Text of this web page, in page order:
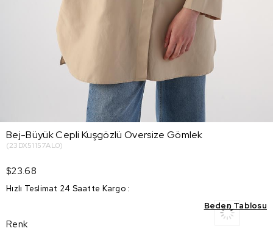
Bej-Büyük Cepli Kuşgözlü Oversize Gömlek
(23DX51157AL0)
$23.68
Hızlı Teslimat 24 Saatte Kargo :
Beden Tablosu
Renk